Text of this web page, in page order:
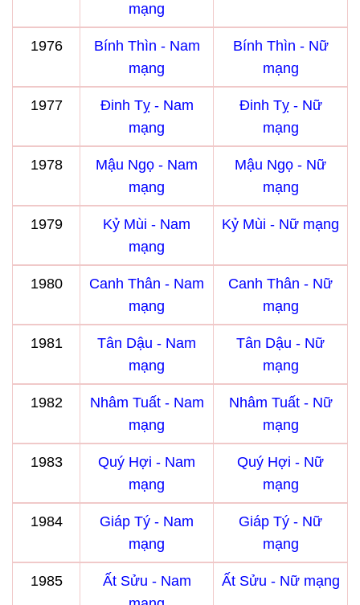
mạng
1976
Bính Thìn - Nam
mạng
Bính Thìn - Nữ
mạng
1977
Đinh Tỵ - Nam
mạng
Đinh Tỵ - Nữ
mạng
1978
Mậu Ngọ - Nam
mạng
Mậu Ngọ - Nữ
mạng
1979
Kỷ Mùi - Nam
mạng
Kỷ Mùi - Nữ mạng
1980
Canh Thân - Nam
mạng
Canh Thân - Nữ
mạng
1981
Tân Dậu - Nam
mạng
Tân Dậu - Nữ
mạng
1982
Nhâm Tuất - Nam
mạng
Nhâm Tuất - Nữ
mạng
1983
Quý Hợi - Nam
mạng
Quý Hợi - Nữ
mạng
1984
Giáp Tý - Nam
mạng
Giáp Tý - Nữ
mạng
1985
Ất Sửu - Nam
Ất Sửu - Nữ mạng